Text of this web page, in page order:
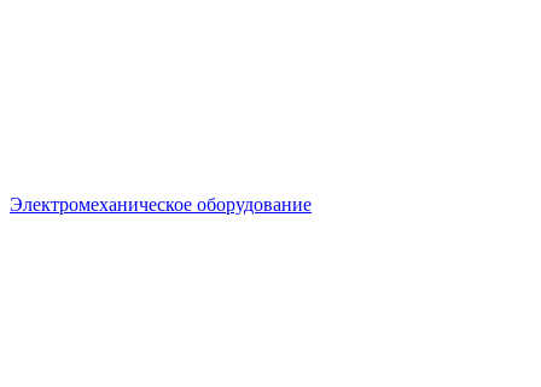
Электромеханическое оборудование